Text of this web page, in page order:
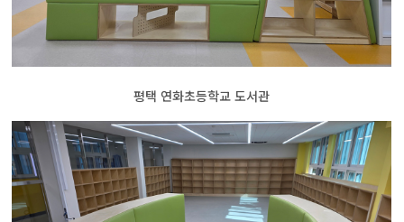
평택 연화초등학교 도서관